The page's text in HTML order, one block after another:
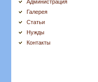
Администрация
Галерея
Статьи
Нужды
Контакты